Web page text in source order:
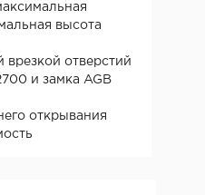
высота
врезкой отверстий
и замка AGB
открывания